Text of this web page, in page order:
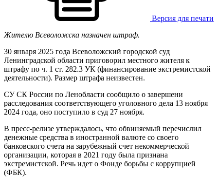
Версия для печати
Жителю Всеволожска назначен штраф.
30 января 2025 года Всеволожский городской суд
Ленинградской области приговорил местного жителя к
штрафу по ч. 1 ст. 282.3 УК (финансирование экстремистской
деятельности). Размер штрафа неизвестен.
СУ СК России по Ленобласти сообщило о завершени
расследования соответствующего уголовного дела 13 ноября
2024 года, оно поступило в суд 27 ноября.
В пресс-релизе утверждалось, что обвиняемый перечислил
денежные средства в иностранной валюте со своего
банковского счета на зарубежный счет некоммерческой
организации, которая в 2021 году была признана
экстремистской. Речь идет о Фонде борьбы с коррупцией
(ФБК).